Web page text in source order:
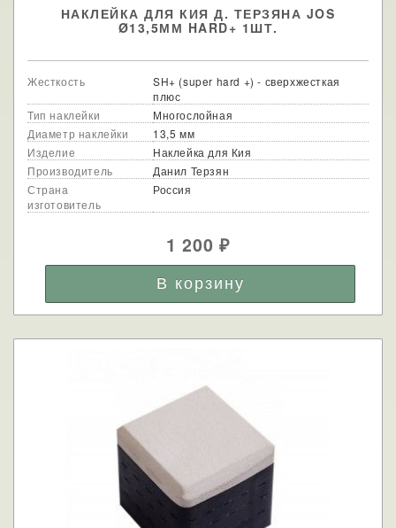
НАКЛЕЙКА ДЛЯ КИЯ Д. ТЕРЗЯНА JOS
Ø13,5ММ HARD+ 1ШТ.
Жесткость
SH+ (super hard +) - сверхжесткая
плюс
Тип наклейки
Многослойная
Диаметр наклейки
13,5 мм
Изделие
Наклейка для Кия
Производитель
Данил Терзян
Страна
изготовитель
Россия
1 200₽